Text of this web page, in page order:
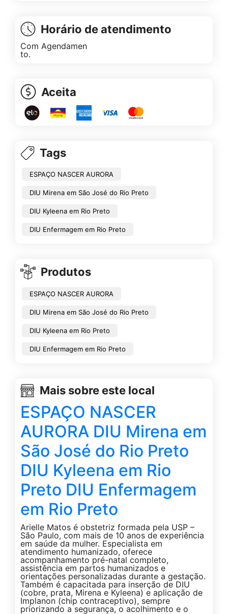
Horário de atendimento
Com Agendamen
to.
Aceita
Tags
ESPAÇO NASCER AURORA
DIU Mirena em São José do Rio Preto
DIU Kyleena em Rio Preto
DIU Enfermagem em Rio Preto
Produtos
ESPAÇO NASCER AURORA
DIU Mirena em São José do Rio Preto
DIU Kyleena em Rio Preto
DIU Enfermagem em Rio Preto
Mais sobre este local
ESPAÇO NASCER
AURORA DIU Mirena em
São José do Rio Preto
DIU Kyleena em Rio
Preto DIU Enfermagem
em Rio Preto
Arielle Matos é obstetriz formada pela USP –
São Paulo, com mais de 10 anos de experiência
em saúde da mulher. Especialista em
atendimento humanizado, oferece
acompanhamento pré-natal completo,
assistência em partos humanizados e
orientações personalizadas durante a gestação.
Também é capacitada para inserção de DIU
(cobre, prata, Mirena e Kyleena) e aplicação de
Implanon (chip contraceptivo), sempre
priorizando a segurança, o acolhimento e o